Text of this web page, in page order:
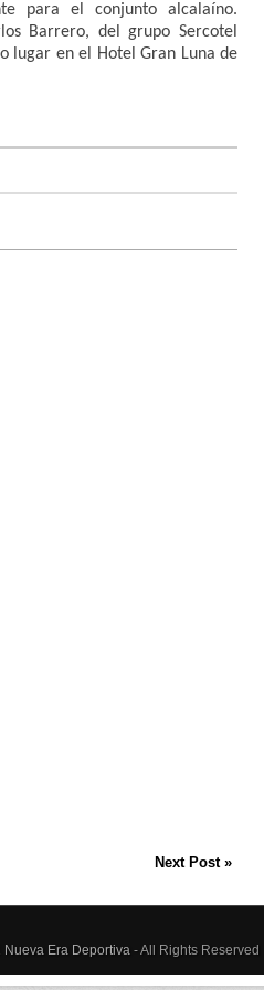
para el conjunto alcalaíno.
Barrero, del grupo Sercotel
lugar en el Hotel Gran Luna de
Next Post »
Nueva Era Deportiva- All Rights Reserved